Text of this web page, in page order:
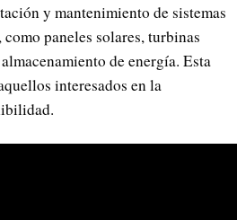
y mantenimiento de sistemas
paneles solares, turbinas
de energía. Esta
interesados en la